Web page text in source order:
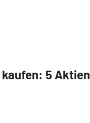
kaufen: 5 Aktien